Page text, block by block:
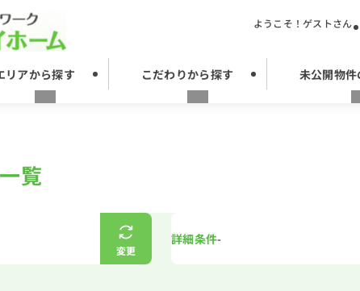
ようこそ！ゲストさん
リアから探す こだわりから探す 未公開物
覧
変更
詳細条件-